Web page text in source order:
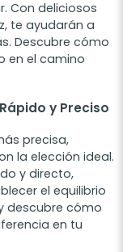
Con deliciosos
te ayudarán a
Descubre cómo
en el camino
y Preciso
precisa,
la elección ideal.
y directo,
el equilibrio
descubre cómo
en tu